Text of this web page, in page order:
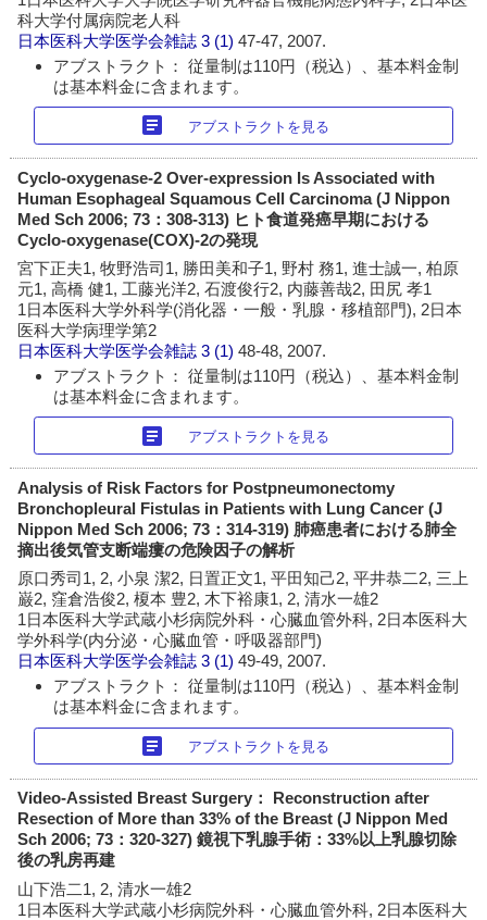
科大学付属病院老人科
日本医科大学医学会雑誌 3 (1)47-47, 2007.
アブストラクト： 従量制は110円（税込）、基本料金制
は基本料金に含まれます。
article アブストラクトを見る
Cyclo-oxygenase-2 Over-expression Is Associated with
Human Esophageal Squamous Cell Carcinoma (J Nippon
Med Sch 2006; 73：308-313) ヒト食道発癌早期における
Cyclo-oxygenase(COX)-2の発現
宮下正夫1, 牧野浩司1, 勝田美和子1, 野村 務1, 進士誠一, 柏原
元1, 高橋 健1, 工藤光洋2, 石渡俊行2, 内藤善哉2, 田尻 孝1
1日本医科大学外科学(消化器・一般・乳腺・移植部門), 2日本
医科大学病理学第2
日本医科大学医学会雑誌 3 (1)48-48, 2007.
アブストラクト： 従量制は110円（税込）、基本料金制
は基本料金に含まれます。
article アブストラクトを見る
Analysis of Risk Factors for Postpneumonectomy
Bronchopleural Fistulas in Patients with Lung Cancer (J
Nippon Med Sch 2006; 73：314-319) 肺癌患者における肺全
摘出後気管支断端瘻の危険因子の解析
原口秀司1, 2, 小泉 潔2, 日置正文1, 平田知己2, 平井恭二2, 三上
巌2, 窪倉浩俊2, 榎本 豊2, 木下裕康1, 2, 清水一雄2
1日本医科大学武蔵小杉病院外科・心臓血管外科, 2日本医科大
学外科学(内分泌・心臓血管・呼吸器部門)
日本医科大学医学会雑誌 3 (1)49-49, 2007.
アブストラクト： 従量制は110円（税込）、基本料金制
は基本料金に含まれます。
article アブストラクトを見る
Video-Assisted Breast Surgery： Reconstruction after
Resection of More than 33% of the Breast (J Nippon Med
Sch 2006; 73：320-327) 鏡視下乳腺手術：33%以上乳腺切除
後の乳房再建
山下浩二1, 2, 清水一雄2
1日本医科大学武蔵小杉病院外科・心臓血管外科, 2日本医科大